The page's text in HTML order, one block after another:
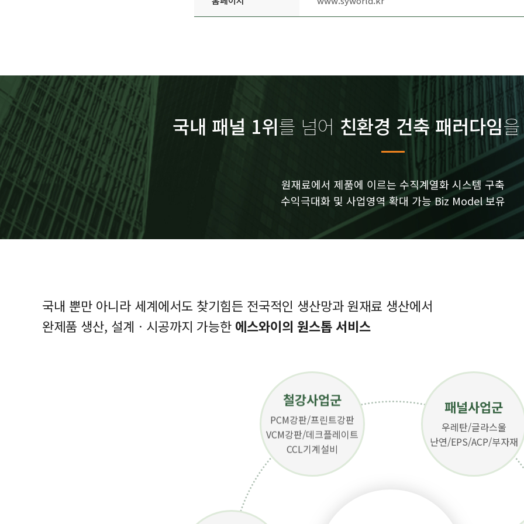
국내 패널 1위를 넘어 친환경 건축 패러다임
원재료에서 제품에 이르는 수직계열화 시스템 구축
수익극대화 및 사업영역 확대 가능 Biz Model 보유
국내 뿐만 아니라 세계에서도 찾기힘든 전국적인 생산망과 원재료 생산에서
완제품 생산, 설계ㆍ시공까지 가능한 에스와이의 원스톱 서비스
철강사업군
PCM강판/프린트강판
VCM강판/데크플레이트
CCL기계설비
패널사업군
우레탄/글라스울
난연/EPS/ACP/부자재